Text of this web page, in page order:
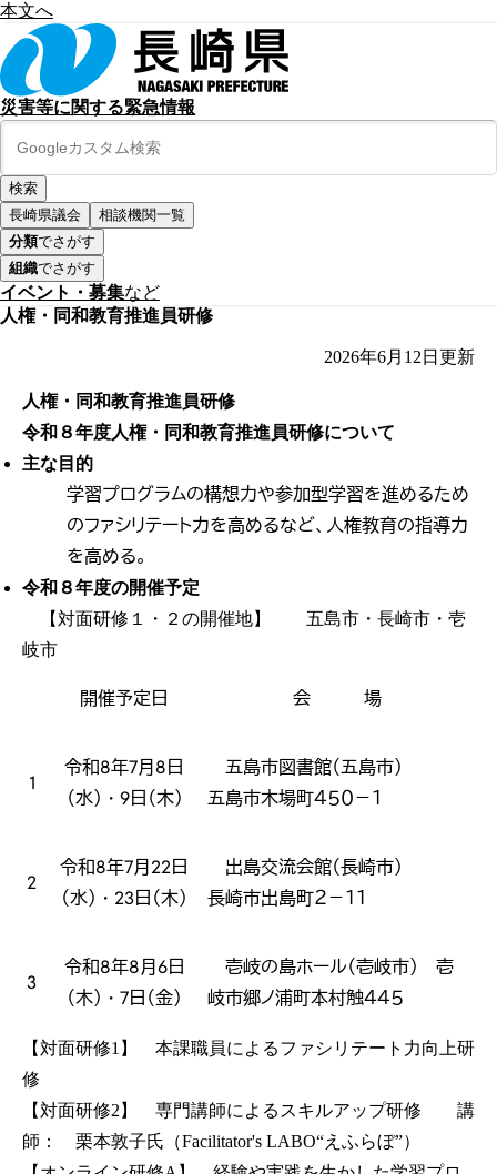
本文へ
災害等に関する緊急情報
長崎県議会
相談機関一覧
分類でさがす
組織でさがす
イベント・募集など
人権・同和教育推進員研修
2026年6月12日 更新
人権・同和教育推進員研修
令和８年度人権・同和教育推進員研修について
主な目的
学習プログラムの構想力や参加型学習を進めるため
のファシリテート力を高めるなど、人権教育の指導力
を高める。
令和８年度の開催予定
【対面研修１・２の開催地】 五島市・長崎市・壱
岐市
開催予定日 会 場
1
令和8年7月8日
（水）・9日（木）
五島市図書館（五島市）
五島市木場町４５０－１
2
令和8年7月22日
（水）・23日（木）
出島交流会館（長崎市）
長崎市出島町２－１１
3
令和8年8月6日
（木）・7日（金）
壱岐の島ホール（壱岐市） 壱
岐市郷ノ浦町本村触４４５
【対面研修1】 本課職員によるファシリテート力向上研
修
【対面研修2】 専門講師によるスキルアップ研修 講
師： 栗本敦子氏（Facilitator's LABO“えふらぼ”）